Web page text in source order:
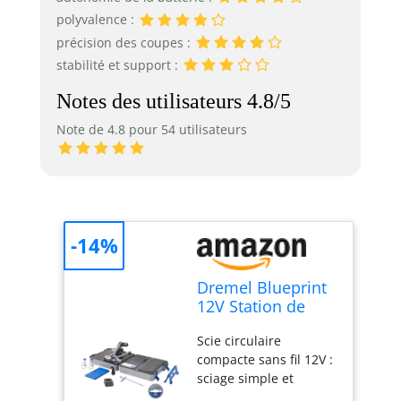
polyvalence :
précision des coupes :
stabilité et support :
Notes des utilisateurs 4.8/5
Note de 4.8 pour 54 utilisateurs
Dremel Blueprint
12V Station de
avec 1x Scie
compacte sans fil
12V, 1x Station de
Scie circulaire
compacte sans fil 12V :
sciage simple et
-14%